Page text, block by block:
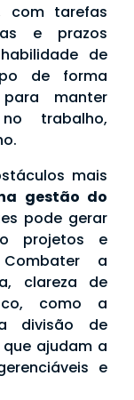
com tarefas
e prazos
de
de forma
manter
trabalho,
mais
gestão do
pode gerar
projetos e
Combater a
clareza de
como a
divisão de
ajudam a
e